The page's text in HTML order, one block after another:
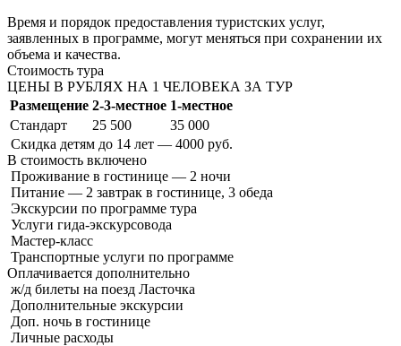
Время и порядок предоставления туристских услуг,
заявленных в программе, могут меняться при сохранении их
объема и качества.
Стоимость тура
ЦЕНЫ В РУБЛЯХ НА 1 ЧЕЛОВЕКА ЗА ТУР
Размещение 2-3-местное 1-местное
Стандарт
25 500
35 000
Скидка детям до 14 лет — 4000 руб.
В стоимость включено
Проживание в гостинице — 2 ночи
Питание — 2 завтрак в гостинице, 3 обеда
Экскурсии по программе тура
Услуги гида-экскурсовода
Мастер-класс
Транспортные услуги по программе
Оплачивается дополнительно
ж/д билеты на поезд Ласточка
Дополнительные экскурсии
Доп. ночь в гостинице
Личные расходы